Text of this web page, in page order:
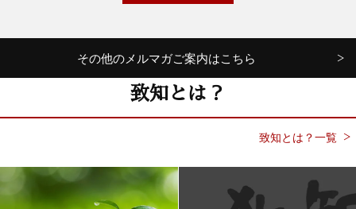
その他のメルマガご案内はこちら
致知とは？
致知とは？一覧